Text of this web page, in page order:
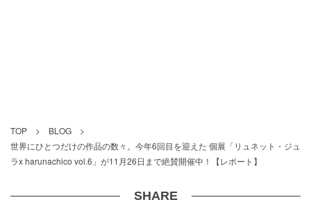
TOP > BLOG >
世界にひとつだけの作品の数々。今年6回目を迎えた 個展「リュネット・ジュ
ラx harunachico vol.6」が11月26日まで絶賛開催中！【レポート】
SHARE